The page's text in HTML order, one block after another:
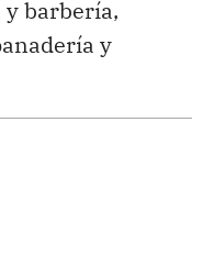
barbería,
y